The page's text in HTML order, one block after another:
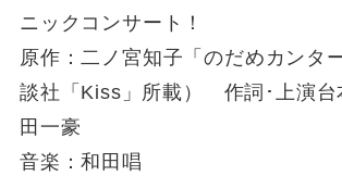
ニックコンサート！
原作：二ノ宮知子「のだめカンタ
談社「Kiss」所載） 作詞･上演台
田一豪
音楽：和田唱